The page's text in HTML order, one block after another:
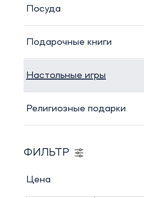
Посуда
Подарочные книги
Настольные игры
Религиозные подарки
ФИЛЬТР
Цена